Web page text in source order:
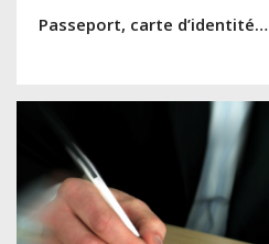
Passeport, carte d’identité…